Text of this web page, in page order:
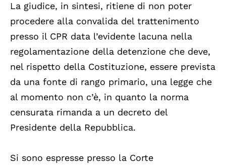
La giudice, in sintesi, ritiene di non poter
procedere alla convalida del trattenimento
presso il CPR data l’evidente lacuna nella
regolamentazione della detenzione che deve,
nel rispetto della Costituzione, essere prevista
da una fonte di rango primario, una legge che
al momento non c’è, in quanto la norma
censurata rimanda a un decreto del
Presidente della Repubblica.
Si sono espresse presso la Corte